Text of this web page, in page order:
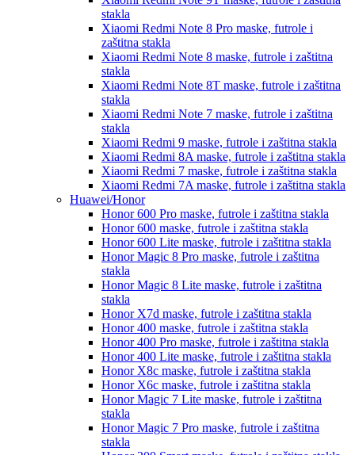
stakla
Xiaomi Redmi Note 8 Pro maske, futrole i
zaštitna stakla
Xiaomi Redmi Note 8 maske, futrole i zaštitna
stakla
Xiaomi Redmi Note 8T maske, futrole i zaštitna
stakla
Xiaomi Redmi Note 7 maske, futrole i zaštitna
stakla
Xiaomi Redmi 9 maske, futrole i zaštitna stakla
Xiaomi Redmi 8A maske, futrole i zaštitna stakla
Xiaomi Redmi 7 maske, futrole i zaštitna stakla
Xiaomi Redmi 7A maske, futrole i zaštitna stakla
Huawei/Honor
Honor 600 Pro maske, futrole i zaštitna stakla
Honor 600 maske, futrole i zaštitna stakla
Honor 600 Lite maske, futrole i zaštitna stakla
Honor Magic 8 Pro maske, futrole i zaštitna
stakla
Honor Magic 8 Lite maske, futrole i zaštitna
stakla
Honor X7d maske, futrole i zaštitna stakla
Honor 400 maske, futrole i zaštitna stakla
Honor 400 Pro maske, futrole i zaštitna stakla
Honor 400 Lite maske, futrole i zaštitna stakla
Honor X8c maske, futrole i zaštitna stakla
Honor X6c maske, futrole i zaštitna stakla
Honor Magic 7 Lite maske, futrole i zaštitna
stakla
Honor Magic 7 Pro maske, futrole i zaštitna
stakla